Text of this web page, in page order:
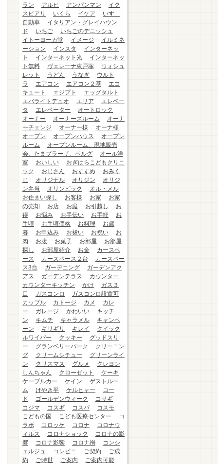
ラン
アルヒ アンパンマン
イク
スピアリ
いくら イケア
いすゞ
自動車
イタリアン・グレイハウン
ド
いちご
いちごのデニッシュ
イトーヨーカ堂
イメージ
イルミネ
ーション
インスタ
インターネッ
ト
インターネット光
インターネッ
ト無料
ヴェレーナ東戸塚
ウォシュ
レット
うどん うなぎ
ウルト
ラ
エアコン エアコン２基
エコ
キュート
エジプト
エッグタルト
エバライトデュオ
エリア
エレベー
タ
エレベーター
オートロック
オーナー
オーナーズルーム
オーナ
ーチェンジ
オーナー様
オーナ様
オープン
オープンハウス
オープン
ルーム
オープンルーム、現地販売
会、たまプラーザ、ベルグ
オール洋
室
おいしい
おぎはらこどもクリニ
ック
おじさん おすすめ
おみく
じ
オリジナル オリジン
オリジ
ン弁当
オリンピック
オル・メル
お住まい探し
お客様 お家
お家
の売却
お店 お庭 お引越し
お
得
お悩み お手伝い お手軽
お
手頃
お手頃価格 お料理
お歳
暮
お申込み お祓い お祝い
お
肉
お腹 お菓子 お部屋
お部屋
探し
お部屋紹介 お金
カースペ
ース
カースペース２台
カースペー
ス3台
ガーデニング
ガーデンアク
アス
ガーデンテラス
カウンター
カウンターキッチン
かけ
ガス３
口
ガスコンロ
ガスコンロ設置可
カップル
カトージ カメ
カレ
ー
ガレージ かわいい
キッチ
ン
キムチ キャラメル
キャンペ
ーン
ギリギリ キレイ
クイック
ルワイパー
クッキー
グッドスリ
ー
グランベリーパーク
クリーニン
グ
クリームシチュー
グリーンライ
ン
クリスマス グルメ
クレヨン
しんちゃん
クローゼット
ケーキ
ケーブルカー
ケイン
ゲストルー
ム
けやき平 ケルヒャー
コー
ド
ゴールデンウィーク
コサギ
コジマ
コスギ コスパ
コスモ
こどもの国
こども医療センター
コ
ラボ
コロッケ コロナ
コロナウ
ィルス
コロナショック
コロナの影
響
コロナ影響 コロナ禍
コンシ
ェルジュ
コンビニ ご契約
ご成
約
ご時世 ご案内
ご案内可能